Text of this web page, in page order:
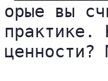
орые вы
практике.